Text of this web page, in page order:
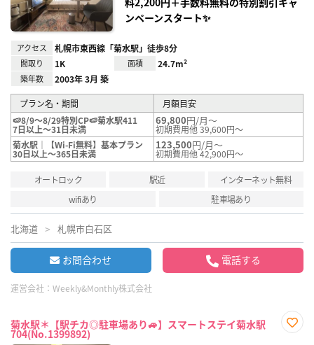
ンペーンスタート✨
アクセス 札幌市東西線「菊水駅」徒歩8分
間取り 1K 面積 24.7m²
築年数 2003年 3月 築
プラン名・期間
月額目安
🍉8/9～8/29特別CP🍉菊水駅411
7日以上～31日未満
69,800円/月～
初期費用他 39,600円～
菊水駅｜【Wi-Fi無料】基本プラン
30日以上～365日未満
123,500円/月～
初期費用他 42,900円～
オートロック 駅近
インターネット無料
wifiあり
駐車場あり
北海道 札幌市白石区
お問合わせ 電話する
運営会社： Weekly&Monthly株式会社
菊水駅＊【駅チカ◎駐車場あり🚙】スマートステイ菊水駅
704(No.1399892)